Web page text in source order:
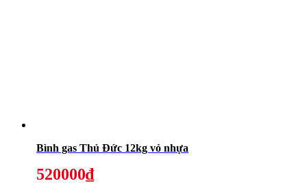
Bình gas Thủ Đức 12kg vỏ nhựa
520000₫